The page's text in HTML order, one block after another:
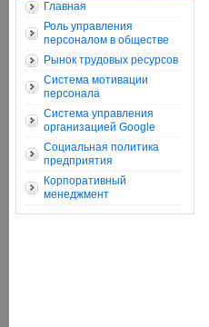
Главная
Роль управления
персоналом в обществе
Рынок трудовых ресурсов
Система мотивации
персонала
Система управления
организацией Google
Социальная политика
предприятия
Корпоративный
менеджмент